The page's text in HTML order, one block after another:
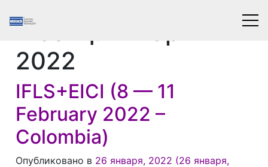
Месяц:
2022
IFLS+EICI (8 — 11
February 2022 –
Colombia)
Опубликовано в 26 января, 2022 (26 января,